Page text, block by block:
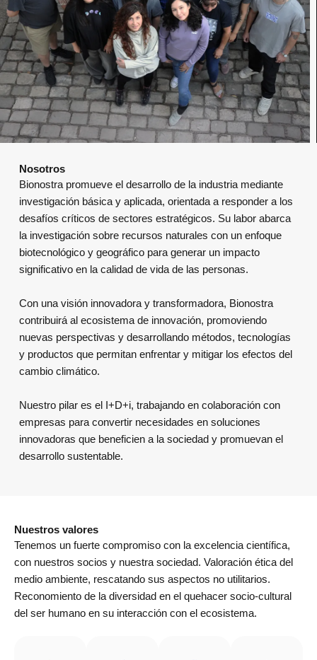
Nosotros
Bionostra promueve el desarrollo de la industria mediante
investigación básica y aplicada, orientada a responder a los
desafíos críticos de sectores estratégicos. Su labor abarca
la investigación sobre recursos naturales con un enfoque
biotecnológico y geográfico para generar un impacto
significativo en la calidad de vida de las personas.
Con una visión innovadora y transformadora, Bionostra
contribuirá al ecosistema de innovación, promoviendo
nuevas perspectivas y desarrollando métodos, tecnologías
y productos que permitan enfrentar y mitigar los efectos del
cambio climático.
Nuestro pilar es el I+D+i, trabajando en colaboración con
empresas para convertir necesidades en soluciones
innovadoras que beneficien a la sociedad y promuevan el
desarrollo sustentable.
Nuestros valores
Tenemos un fuerte compromiso con la excelencia científica,
con nuestros socios y nuestra sociedad. Valoración ética del
medio ambiente, rescatando sus aspectos no utilitarios.
Reconomiento de la diversidad en el quehacer socio-cultural
del ser humano en su interacción con el ecosistema.